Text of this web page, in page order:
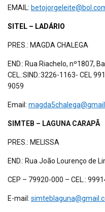
EMAIL:
SITEL – LADÁRIO
PRES.: MAGDA CHALEGA
END.: Rua Riachelo, nº1807,
CEL.:SIND.:3226-1163- CEL
9059
Email:
SIMTEB – LAGUNA CARAPÃ
PRES.: MELISSA
END.: Rua João Lourenço de
CEP – 79920-000 – CEL.:
E-mail: